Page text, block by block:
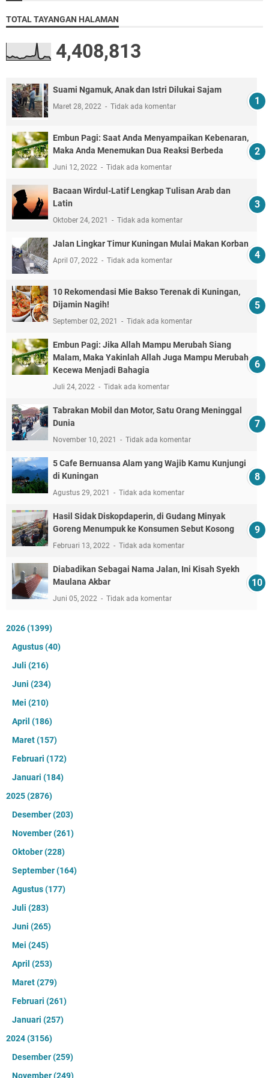
TOTAL TAYANGAN HALAMAN
4,408,813
Suami Ngamuk, Anak dan Istri Dilukai Sajam
Maret 28, 2022 Tidak ada komentar
Embun Pagi: Saat Anda Menyampaikan Kebenaran,
Maka Anda Menemukan Dua Reaksi Berbeda
Juni 12, 2022 Tidak ada komentar
Bacaan Wirdul-Latif Lengkap Tulisan Arab dan
Latin
Oktober 24, 2021 Tidak ada komentar
Jalan Lingkar Timur Kuningan Mulai Makan Korban
April 07, 2022 Tidak ada komentar
10 Rekomendasi Mie Bakso Terenak di Kuningan,
Dijamin Nagih!
September 02, 2021 Tidak ada komentar
Embun Pagi: Jika Allah Mampu Merubah Siang
Malam, Maka Yakinlah Allah Juga Mampu Merubah
Kecewa Menjadi Bahagia
Juli 24, 2022 Tidak ada komentar
Tabrakan Mobil dan Motor, Satu Orang Meninggal
Dunia
November 10, 2021 Tidak ada komentar
5 Cafe Bernuansa Alam yang Wajib Kamu Kunjungi
di Kuningan
Agustus 29, 2021 Tidak ada komentar
Hasil Sidak Diskopdaperin, di Gudang Minyak
Goreng Menumpuk ke Konsumen Sebut Kosong
Februari 13, 2022 Tidak ada komentar
Diabadikan Sebagai Nama Jalan, Ini Kisah Syekh
Maulana Akbar
Juni 05, 2022 Tidak ada komentar
2026(1399)
Agustus(40)
Juli (216)
Juni (234)
Mei (210)
April (186)
Maret(157)
Februari (172)
Januari (184)
2025(2876)
Desember(203)
November(261)
Oktober(228)
September(164)
Agustus(177)
Juli (283)
Juni (265)
Mei (245)
April (253)
Maret(279)
Februari (261)
Januari (257)
2024(3156)
Desember(259)
November(249)